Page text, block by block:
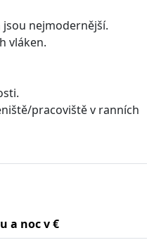
nejmodernější.
vláken.
pracoviště v ranních
a noc v €